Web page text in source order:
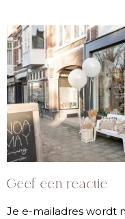
Geef een reactie
Je e-mailadres wordt